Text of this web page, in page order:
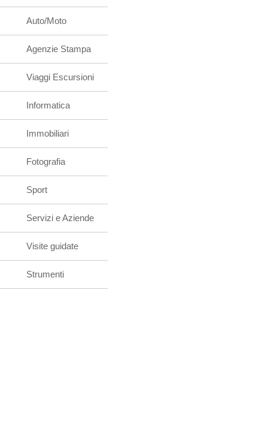
Auto/Moto
Agenzie Stampa
Viaggi Escursioni
Informatica
Immobiliari
Fotografia
Sport
Servizi e Aziende
Visite guidate
Strumenti